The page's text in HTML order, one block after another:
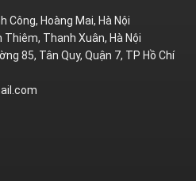
Hoàng Mai, Hà Nội
Thiêm, Thanh Xuân, Hà Nội
85, Tân Quy, Quận 7, TP Hồ Chí